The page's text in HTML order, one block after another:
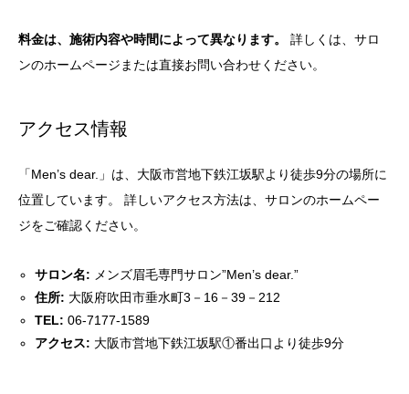
料金は、施術内容や時間によって異なります。
詳しくは、サロ
ンのホームページまたは直接お問い合わせください。
アクセス情報
「Men’s dear.」は、大阪市営地下鉄江坂駅より徒歩9分の場所に
位置しています。 詳しいアクセス方法は、サロンのホームペー
ジをご確認ください。
サロン名: メンズ眉毛専門サロン”Men’s dear.”
住所: 大阪府吹田市垂水町3－16－39－212
TEL: 06-7177-1589
アクセス: 大阪市営地下鉄江坂駅①番出口より徒歩9分